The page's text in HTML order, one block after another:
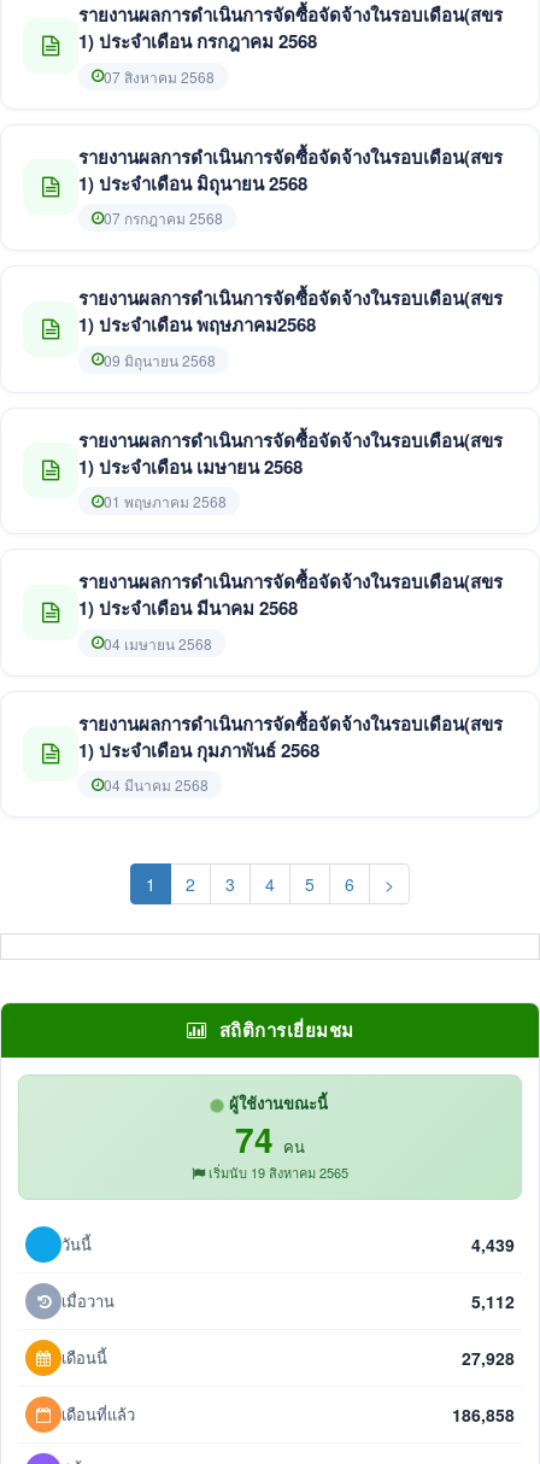
รายงานผลการดำเนินการจัดซื้อจัดจ้างในรอบเดือน(สขร
1) ประจำเดือน กรกฎาคม 2568
07 สิงหาคม 2568
รายงานผลการดำเนินการจัดซื้อจัดจ้างในรอบเดือน(สขร
1) ประจำเดือน มิถุนายน 2568
07 กรกฎาคม 2568
รายงานผลการดำเนินการจัดซื้อจัดจ้างในรอบเดือน(สขร
1) ประจำเดือน พฤษภาคม2568
09 มิถุนายน 2568
รายงานผลการดำเนินการจัดซื้อจัดจ้างในรอบเดือน(สขร
1) ประจำเดือน เมษายน 2568
01 พฤษภาคม 2568
รายงานผลการดำเนินการจัดซื้อจัดจ้างในรอบเดือน(สขร
1) ประจำเดือน มีนาคม 2568
04 เมษายน 2568
รายงานผลการดำเนินการจัดซื้อจัดจ้างในรอบเดือน(สขร
1) ประจำเดือน กุมภาพันธ์ 2568
04 มีนาคม 2568
1 (current)
2 3 4 5 6 >
สถิติการเยี่ยมชม
ผู้ใช้งานขณะนี้
74 คน
เริ่มนับ 19 สิงหาคม 2565
วันนี้ 4,439
เมื่อวาน 5,112
เดือนนี้ 27,928
เดือนที่แล้ว 186,858